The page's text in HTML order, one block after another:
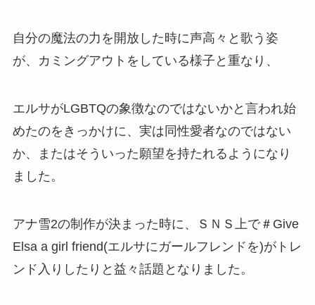
自分の魔法の力を開放した時に声高々と歌う姿
が、カミングアウトをしている様子と重なり、
エルサがLGBTQの象徴なのではないかと言われ始
めたのをきっかけに、実は同性愛者なのではない
か、またはそういった願望を持たれるようになり
ました。
アナ雪2の制作が決まった時に、ＳＮＳ上で＃Give
Elsa a girl friend(エルサにガールフレンドを)がトレ
ンド入りしたりと益々話題となりました。